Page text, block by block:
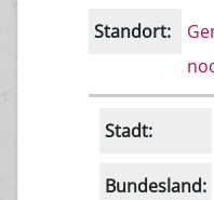
Standort:
Stadt:
Bundesland: